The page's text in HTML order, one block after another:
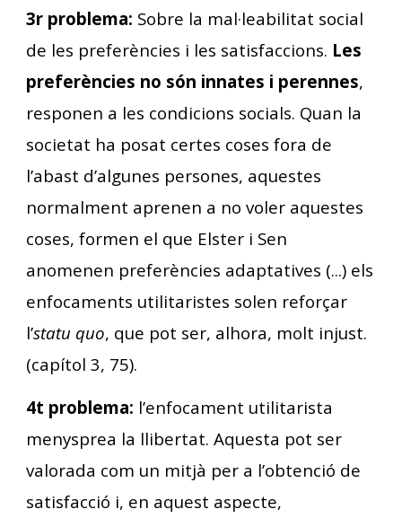
3r problema: Sobre la mal·leabilitat social
de les preferències i les satisfaccions. Les
preferències no són innates i perennes,
responen a les condicions socials. Quan la
societat ha posat certes coses fora de
l’abast d’algunes persones, aquestes
normalment aprenen a no voler aquestes
coses, formen el que Elster i Sen
anomenen preferències adaptatives (...) els
enfocaments utilitaristes solen reforçar
l’statu quo, que pot ser, alhora, molt injust.
(capítol 3, 75).
4t problema: l’enfocament utilitarista
menysprea la llibertat. Aquesta pot ser
valorada com un mitjà per a l’obtenció de
satisfacció i, en aquest aspecte,